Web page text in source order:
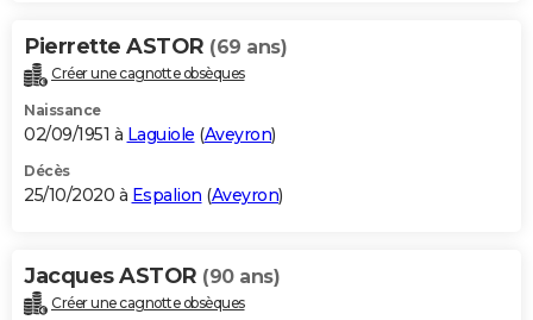
Pierrette ASTOR (69 ans)
Créer une cagnotte obsèques
Naissance
02/09/1951 à Laguiole (Aveyron)
Décès
25/10/2020 à Espalion (Aveyron)
Jacques ASTOR (90 ans)
Créer une cagnotte obsèques